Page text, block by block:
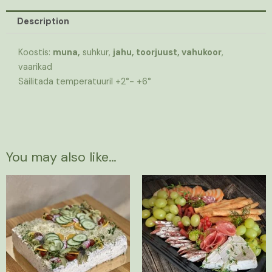
Description
Koostis: muna, suhkur, jahu, toorjuust, vahukoor,
vaarikad
Säilitada temperatuuril +2°- +6°
You may also like…
42,00 €
through
73,50 €
product
has
multiple
variants.
The
options